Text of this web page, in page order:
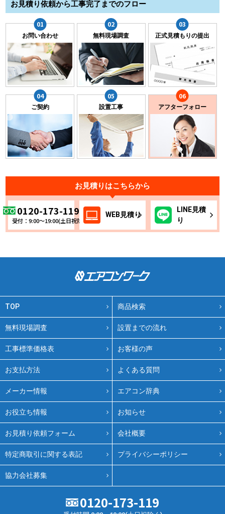
お見積り依頼から工事完了までのフロー
お問い合わせ 無料現場調査 正式見積もりの提出
ご契約 設置工事 アフターフォロー
お見積りはこちらから
0120-173-119
受付：9:00～19:00(土日祝除く)
WEB見積り
LINE見積
り
TOP 商品検索
無料現場調査 設置までの流れ
工事標準価格表 お客様の声
お支払方法 よくある質問
メーカー情報 エアコン辞典
お役立ち情報 お知らせ
お見積り依頼フォーム 会社概要
特定商取引に関する表記 プライバシーポリシー
協力会社募集
0120-173-119